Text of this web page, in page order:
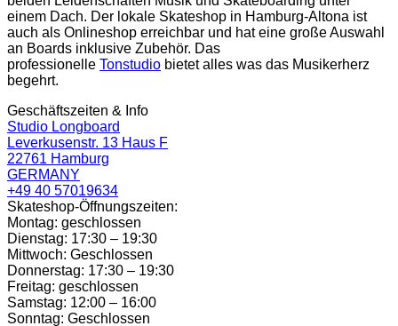
einem Dach. Der lokale Skateshop in Hamburg-Altona ist
auch als Onlineshop erreichbar und hat eine große Auswahl
an Boards inklusive Zubehör. Das
professionelle Tonstudio bietet alles was das Musikerherz
begehrt.
Geschäftszeiten & Info
Studio Longboard
Leverkusenstr. 13 Haus F
22761 Hamburg
GERMANY
+49 40 57019634
Skateshop-Öffnungszeiten:
Montag: geschlossen
Dienstag: 17:30 – 19:30
Mittwoch: Geschlossen
Donnerstag: 17:30 – 19:30
Freitag: geschlossen
Samstag: 12:00 – 16:00
Sonntag: Geschlossen